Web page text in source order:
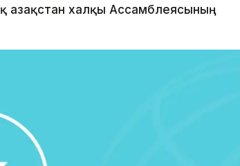
халқы Ассамблеясының